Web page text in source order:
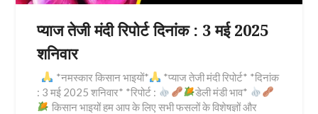
प्याज तेजी मंदी रिपोर्ट दिनांक : 3 मई 2025
शनिवार
*नमस्कार किसान भाइयों*
*प्याज तेजी मंदी रिपोर्ट* *दिनांक
: 3 मई 2025 शनिवार* *रिपोर्ट :
डेली मंडी भाव*
किसान भाइयों हम आप के लिए सभी फसलों के विशेषज्ञों और